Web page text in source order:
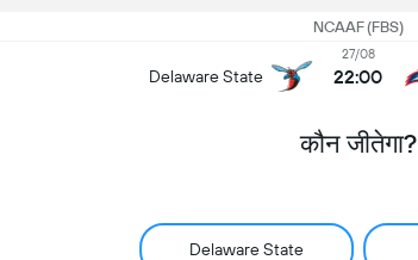
NCAAF (FBS)
Delaware State
27/08
22:00
कौन जीतेगा?
Delaware State